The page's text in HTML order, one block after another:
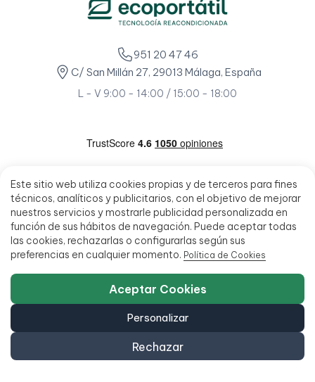
Este sitio web utiliza cookies propias y de terceros para fines
técnicos, analíticos y publicitarios, con el objetivo de mejorar
nuestros servicios y mostrarle publicidad personalizada en
función de sus hábitos de navegación. Puede aceptar todas
las cookies, rechazarlas o configurarlas según sus
preferencias en cualquier momento. Política de Cookies
Rechazar
Personalizar
Aceptar Cookies
951 20 47 46
C/ San Millán 27, 29013 Málaga, España
L - V 9:00 - 14:00 / 15:00 - 18:00
© 2026 - Ecoportatil - Todos los derechos reservados